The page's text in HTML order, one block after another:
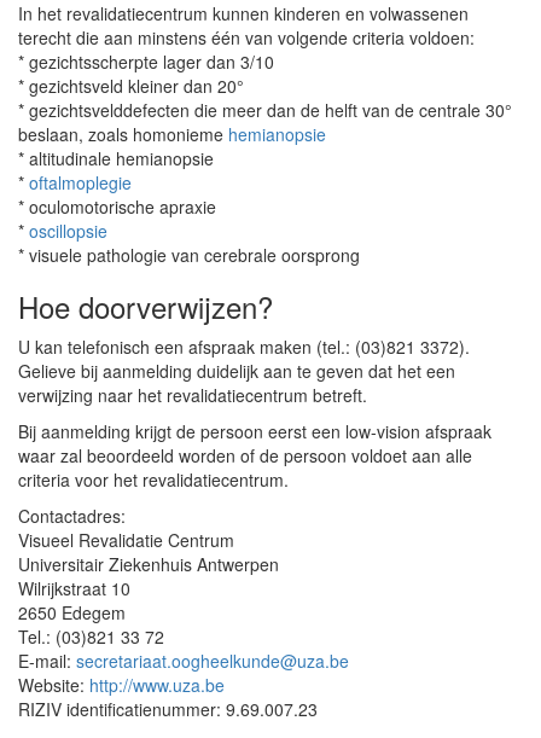
In het revalidatiecentrum kunnen kinderen en volwassenen
terecht die aan minstens één van volgende criteria voldoen:
* gezichtsscherpte lager dan 3/10
* gezichtsveld kleiner dan 20°
* gezichtsvelddefecten die meer dan de helft van de centrale 30°
beslaan, zoals homonieme hemianopsie
* altitudinale hemianopsie
* oftalmoplegie
* oculomotorische apraxie
* oscillopsie
* visuele pathologie van cerebrale oorsprong
Hoe doorverwijzen?
U kan telefonisch een afspraak maken (tel.: (03)821 3372).
Gelieve bij aanmelding duidelijk aan te geven dat het een
verwijzing naar het revalidatiecentrum betreft.
Bij aanmelding krijgt de persoon eerst een low-vision afspraak
waar zal beoordeeld worden of de persoon voldoet aan alle
criteria voor het revalidatiecentrum.
Contactadres:
Visueel Revalidatie Centrum
Universitair Ziekenhuis Antwerpen
Wilrijkstraat 10
2650 Edegem
Tel.: (03)821 33 72
E-mail: secretariaat.oogheelkunde@uza.be
Website: http://www.uza.be
RIZIV identificatienummer: 9.69.007.23